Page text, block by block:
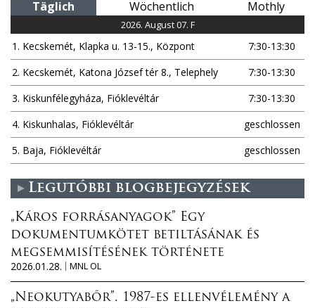
n
Täglich Wöchentlich Mothly
2026. August 07. F
1. Kecskemét, Klapka u. 13-15., Központ
7:30-13:30
2. Kecskemét, Katona József tér 8., Telephely
7:30-13:30
3. Kiskunfélegyháza, Fióklevéltár
7:30-13:30
4. Kiskunhalas, Fióklevéltár
geschlossen
5. Baja, Fióklevéltár
geschlossen
Legutóbbi blogbejegyzések
„Káros forrásanyagok” Egy
dokumentumkötet betiltásának és
megsemmisítésének története
2026.01.28.
MNL OL
„Neokutyabőr”. 1987-es ellenvélemény a